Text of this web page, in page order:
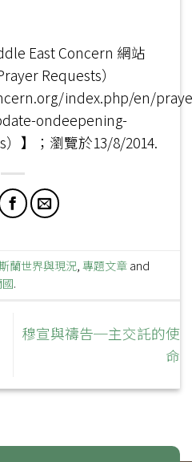
East Concern 網站
Requests）
index.php/en/
ondeepening-
】；瀏覽於13/8/2014.
蘭世界與現況,專題文章 and
.
穆宣與禱告─主交託的使
命